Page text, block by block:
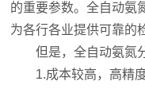
的重要参数。全自动氨
为各行各业提供可靠的
但是，全自动氨氮分
1.成本较高，高精度